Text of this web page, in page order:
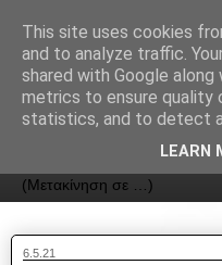
ΟΔΟΣ
6.5.21
This site uses cookies
and to analyze traffic.
shared with Google
metrics to ensure quality
statistics, and to detect
LEARN